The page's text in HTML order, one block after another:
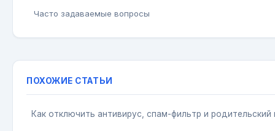
Часто задаваемые вопросы
ПОХОЖИЕ СТАТЬИ
Как отключить антивирус, спам-фильтр и